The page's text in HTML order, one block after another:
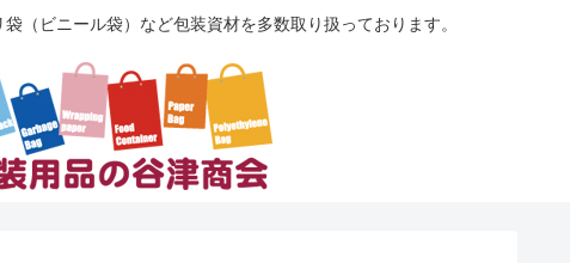
（ビニール袋）など包装資材を多数取り扱っております。